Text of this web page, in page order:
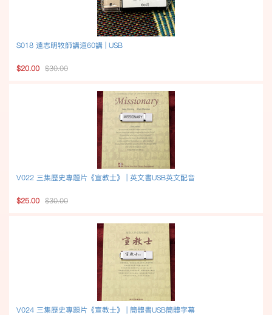
S018 遠志明牧師講道60講 | USB
$20.00 $30.00
V022 三集歷史專題片《宣教士》 | 英文書USB英文配音
$25.00 $30.00
V024 三集歷史專題片《宣教士》 | 簡體書USB簡體字幕